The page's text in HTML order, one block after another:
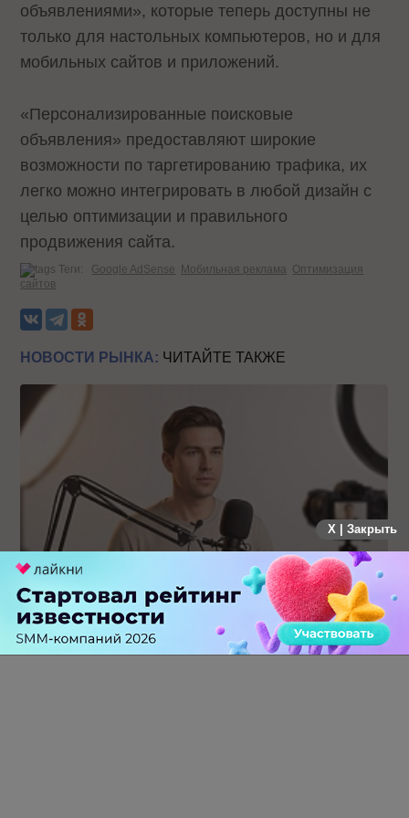
объявлениями», которые теперь доступны не
только для настольных компьютеров, но и для
мобильных сайтов и приложений.
«Персонализированные поисковые
объявления» предоставляют широкие
возможности по таргетированию трафика, их
легко можно интегрировать в любой дизайн с
целью оптимизации и правильного
продвижения сайта.
Теги: Google AdSense Мобильная реклама Оптимизация
сайтов
НОВОСТИ РЫНКА: ЧИТАЙТЕ ТАКЖЕ
Российский рынок инфлюенс-маркетинга вошел в фазу
стагнации после нескольких лет роста
X | Закрыть